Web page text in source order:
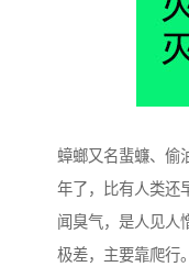
蟑螂又名蜚蠊、偷
年了，比有人类还
闻臭气，是人见人
极差，主要靠爬行